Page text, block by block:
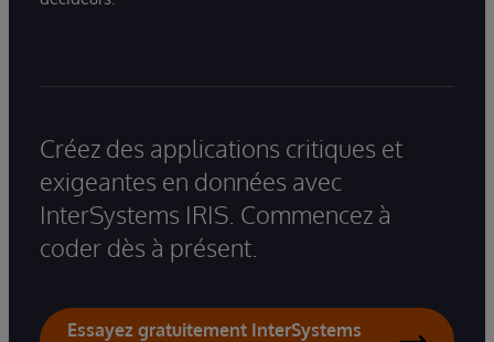
Créez des applications critiques et
exigeantes en données avec
InterSystems IRIS. Commencez à
coder dès à présent.
Essayez gratuitement InterSystems